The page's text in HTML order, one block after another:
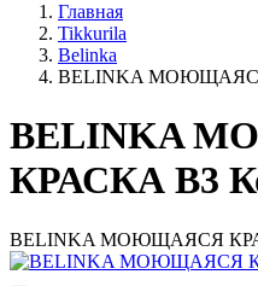
Главная
Tikkurila
Belinka
BELINKA МОЮЩАЯСЯ
BELINKA
КРАСКА B3
BELINKA МОЮЩАЯСЯ